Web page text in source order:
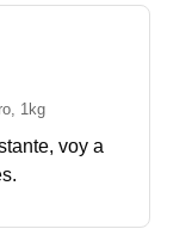
1kg
voy a